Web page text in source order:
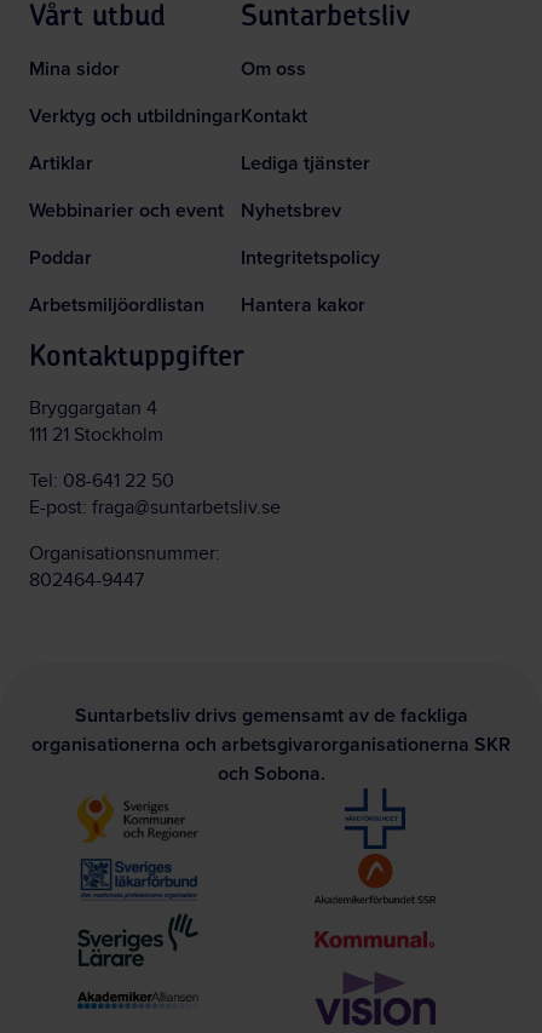
Vårt utbud
Mina sidor
Verktyg och utbildningar
Artiklar
Webbinarier och event
Poddar
Arbetsmiljöordlistan
Suntarbetsliv
Om oss
Kontakt
Lediga tjänster
Nyhetsbrev
Integritetspolicy
Hantera kakor
Kontaktuppgifter
Bryggargatan 4
111 21 Stockholm
Tel: 08-641 22 50
E-post: fraga@suntarbetsliv.se
Organisationsnummer:
802464-9447
Suntarbetsliv drivs gemensamt av de fackliga
organisationerna och arbetsgivarorganisationerna SKR
och Sobona.